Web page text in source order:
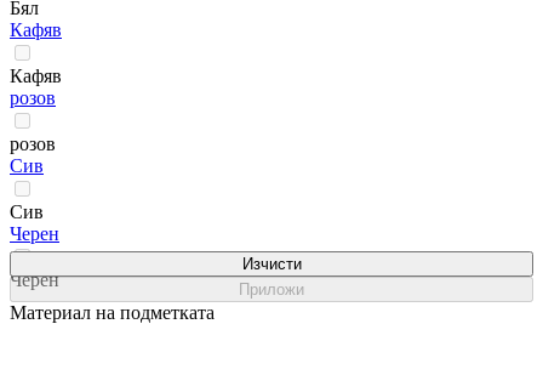
Бял
Кафяв
Кафяв
розов
розов
Сив
Сив
Черен
Черен
Изчисти
Приложи
Материал на подметката